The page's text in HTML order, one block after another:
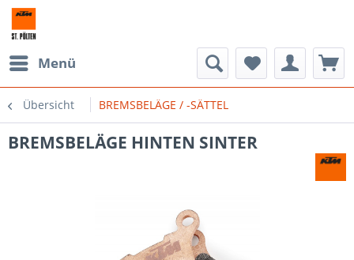
Menü
Übersicht BREMSBELÄGE / -SÄTTEL
BREMSBELÄGE HINTEN SINTER